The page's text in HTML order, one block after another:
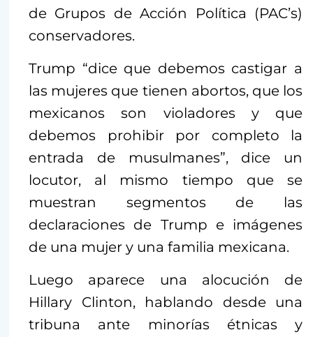
de Grupos de Acción Política (PAC’s)
conservadores.
Trump “dice que debemos castigar a
las mujeres que tienen abortos, que los
mexicanos son violadores y que
debemos prohibir por completo la
entrada de musulmanes”, dice un
locutor, al mismo tiempo que se
muestran segmentos de las
declaraciones de Trump e imágenes
de una mujer y una familia mexicana.
Luego aparece una alocución de
Hillary Clinton, hablando desde una
tribuna ante minorías étnicas y